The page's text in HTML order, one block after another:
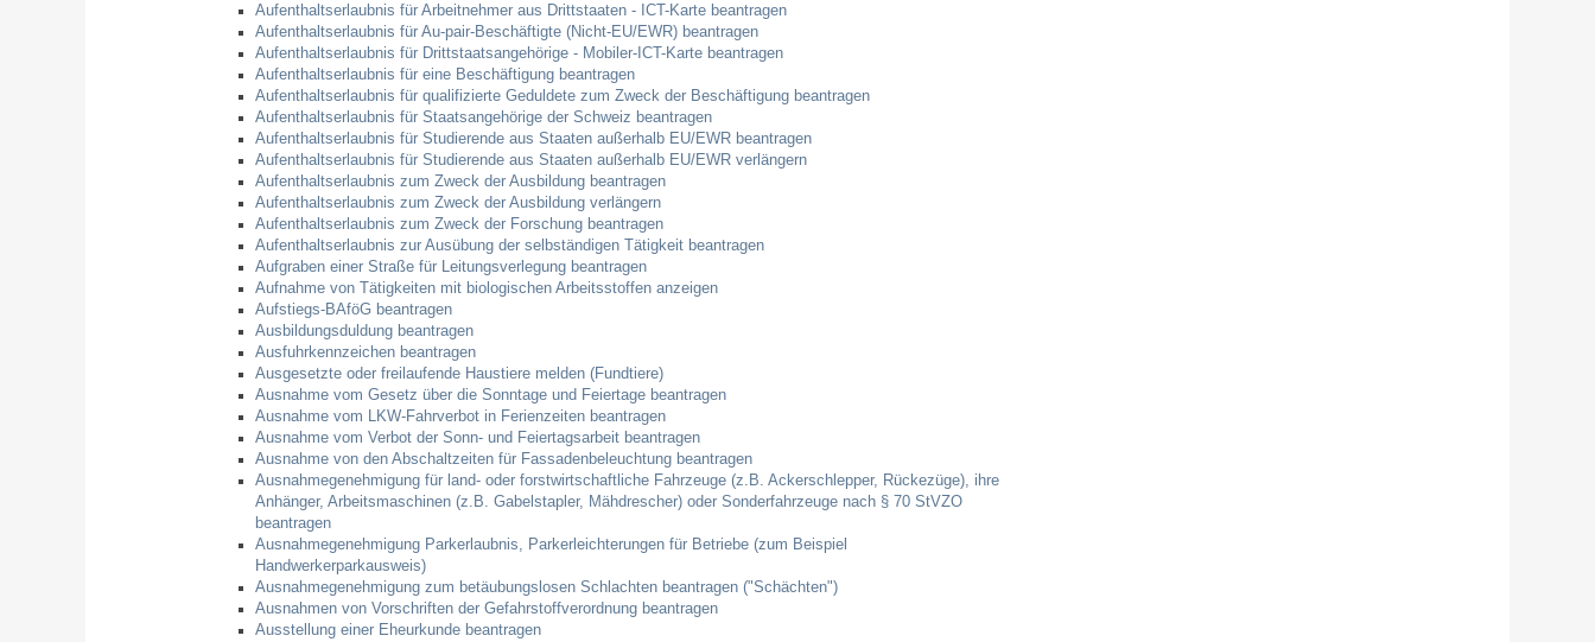
Gutachterausschuss
Leben
Bauen & Wohnen
NETZMonitor
Bodenrichtwerte
Laufende beschränkte Ausschreibungen
Bebauungspläne
Förderprogramm Balkonkraftwerk
Aufenthaltserlaubnis für Arbeitnehmer aus Drittstaaten - ICT-Karte beantragen
Aufenthaltserlaubnis für Au-pair-Beschäftigte (Nicht-EU/EWR) beantragen
Aufenthaltserlaubnis für Drittstaatsangehörige - Mobiler-ICT-Karte beantragen
Aufenthaltserlaubnis für eine Beschäftigung beantragen
Aufenthaltserlaubnis für qualifizierte Geduldete zum Zweck der Beschäftigung beantragen
Aufenthaltserlaubnis für Staatsangehörige der Schweiz beantragen
Aufenthaltserlaubnis für Studierende aus Staaten außerhalb EU/EWR beantragen
Aufenthaltserlaubnis für Studierende aus Staaten außerhalb EU/EWR verlängern
Aufenthaltserlaubnis zum Zweck der Ausbildung beantragen
Aufenthaltserlaubnis zum Zweck der Ausbildung verlängern
Aufenthaltserlaubnis zum Zweck der Forschung beantragen
Aufenthaltserlaubnis zur Ausübung der selbständigen Tätigkeit beantragen
Aufgraben einer Straße für Leitungsverlegung beantragen
Aufnahme von Tätigkeiten mit biologischen Arbeitsstoffen anzeigen
Aufstiegs-BAföG beantragen
Ausbildungsduldung beantragen
Ausfuhrkennzeichen beantragen
Ausgesetzte oder freilaufende Haustiere melden (Fundtiere)
Ausnahme vom Gesetz über die Sonntage und Feiertage beantragen
Ausnahme vom LKW-Fahrverbot in Ferienzeiten beantragen
Ausnahme vom Verbot der Sonn- und Feiertagsarbeit beantragen
Ausnahme von den Abschaltzeiten für Fassadenbeleuchtung beantragen
Ausnahmegenehmigung für land- oder forstwirtschaftliche Fahrzeuge (z.B. Ackerschlepper, Rückezüge), ihre
Anhänger, Arbeitsmaschinen (z.B. Gabelstapler, Mähdrescher) oder Sonderfahrzeuge nach § 70 StVZO
beantragen
Ausnahmegenehmigung Parkerlaubnis, Parkerleichterungen für Betriebe (zum Beispiel
Handwerkerparkausweis)
Ausnahmegenehmigung zum betäubungslosen Schlachten beantragen ("Schächten")
Ausnahmen von Vorschriften der Gefahrstoffverordnung beantragen
Ausstellung einer Eheurkunde beantragen